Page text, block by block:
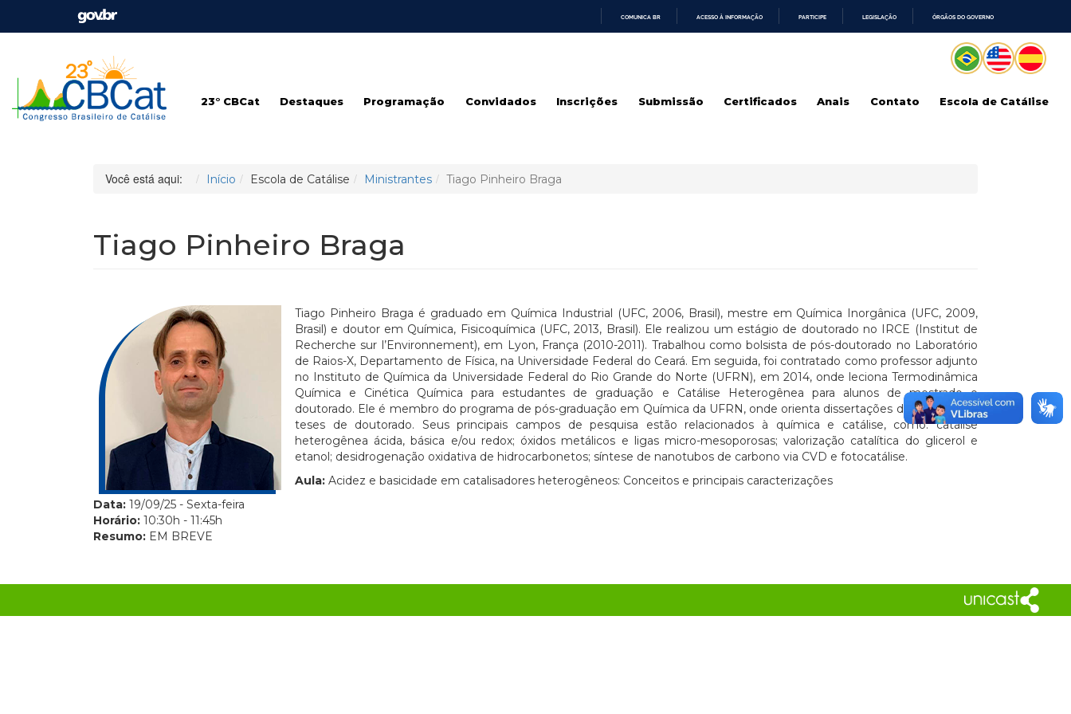
COMUNICA BR ACESSO À INFORMAÇÃO PARTICIPE LEGISLAÇÃO ÓRGÃOS DO GOVERNO
23° CBCat Destaques Programação Convidados Inscrições Submissão Certificados Anais Contato Escola de Catálise
Você está aqui: Início Escola de Catálise Ministrantes Tiago Pinheiro Braga
Tiago Pinheiro Braga
Tiago Pinheiro Braga é graduado em Química Industrial (UFC, 2006, Brasil), mestre em Química Inorgânica (UFC, 2009,
Brasil) e doutor em Química, Fisicoquímica (UFC, 2013, Brasil). Ele realizou um estágio de doutorado no IRCE (Institut de
Recherche sur l’Environnement), em Lyon, França (2010-2011). Trabalhou como bolsista de pós-doutorado no Laboratório
de Raios-X, Departamento de Física, na Universidade Federal do Ceará. Em seguida, foi contratado como professor adjunto
no Instituto de Química da Universidade Federal do Rio Grande do Norte (UFRN), em 2014, onde leciona Termodinâmica
Química e Cinética Química para estudantes de graduação e Catálise Heterogênea para alunos de mestrado e
doutorado. Ele é membro do programa de pós-graduação em Química da UFRN, onde orienta dissertações de mestrado e
teses de doutorado. Seus principais campos de pesquisa estão relacionados à química e catálise, como: catálise
heterogênea ácida, básica e/ou redox; óxidos metálicos e ligas micro-mesoporosas; valorização catalítica do glicerol e
etanol; desidrogenação oxidativa de hidrocarbonetos; síntese de nanotubos de carbono via CVD e fotocatálise.
Aula: Acidez e basicidade em catalisadores heterogêneos: Conceitos e principais caracterizações
Data: 19/09/25 - Sexta-feira
Horário: 10:30h - 11:45h
Resumo: EM BREVE